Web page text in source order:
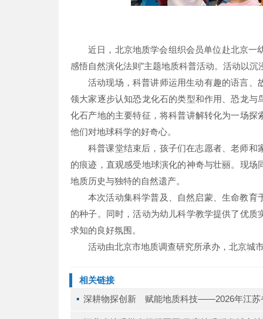
近日，北京地质学会组织会员单位赴北京一
感悟自然演化法则”主题地质科普活动。活动以
活动现场，科普讲师运用生动有趣的语言
领大家逐步认知恐龙化石的类型和作用、恐龙
化石产地的主要特征，将科普讲解转化为一场
他们对地球科学的好奇心。
科普课堂结束后，孩子们在志愿者、老师
的痕迹，直观感受地球演化的神奇与壮丽。现
地质历史与独特的自然遗产。
本次活动集科学普及、自然启蒙、生命教
的种子。同时，活动为幼儿科学教学提供了优
求知的良好氛围。
活动由北京市地质调查研究所承办，北京城
相关链接
▪ 深耕物探创新 赋能地质科技——2026年江苏